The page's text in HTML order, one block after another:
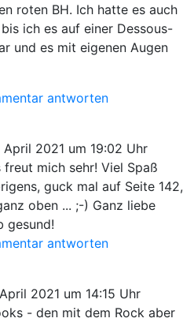
roten BH. Ich hatte es auch
ich es auf einer Dessous-
und es mit eigenen Augen
antworten
2021 um 19:02 Uhr
freut mich sehr! Viel Spaß
guck mal auf Seite 142,
oben ... ;-) Ganz liebe
gesund!
antworten
2021 um 14:15 Uhr
- den mit dem Rock aber